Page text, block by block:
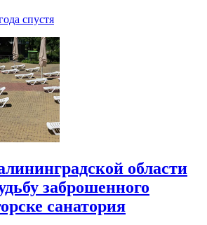
спустя
области
заброшенного
санатория